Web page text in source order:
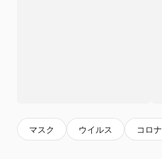
マスク ウイルス コロナ